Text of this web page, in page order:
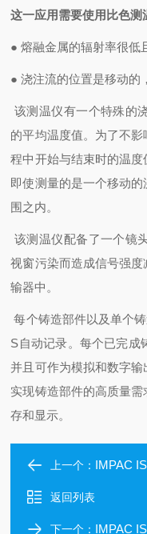
这一应用需要使用比色测
●熔融金属的辐射率很低
●浇注流的位置是移动的
该测温仪有一个特殊的
的平均温度值。为了不
程中开始与结束时的温度
即使测量的是一个移动
围之内。
该测温仪配备了一个镜
视窗污染而造成信号强
输器中。
每个铸造部件以及单个
S自动记录。每个已完成
并且可作为模拟和数字输
实现铸造部件的高质量
存和显示。
上一个： IMPAC
返回列表
下一个： IMPAC